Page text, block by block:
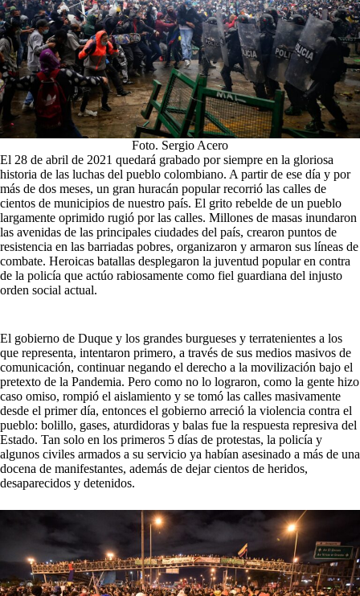
Foto. Sergio Acero
El 28 de abril de 2021 quedará grabado por siempre en la gloriosa
historia de las luchas del pueblo colombiano. A partir de ese día y por
más de dos meses, un gran huracán popular recorrió las calles de
cientos de municipios de nuestro país. El grito rebelde de un pueblo
largamente oprimido rugió por las calles. Millones de masas inundaron
las avenidas de las principales ciudades del país, crearon puntos de
resistencia en las barriadas pobres, organizaron y armaron sus líneas de
combate. Heroicas batallas desplegaron la juventud popular en contra
de la policía que actúo rabiosamente como fiel guardiana del injusto
orden social actual.
El gobierno de Duque y los grandes burgueses y terratenientes a los
que representa, intentaron primero, a través de sus medios masivos de
comunicación, continuar negando el derecho a la movilización bajo el
pretexto de la Pandemia. Pero como no lo lograron, como la gente hizo
caso omiso, rompió el aislamiento y se tomó las calles masivamente
desde el primer día, entonces el gobierno arreció la violencia contra el
pueblo: bolillo, gases, aturdidoras y balas fue la respuesta represiva del
Estado. Tan solo en los primeros 5 días de protestas, la policía y
algunos civiles armados a su servicio ya habían asesinado a más de una
docena de manifestantes, además de dejar cientos de heridos,
desaparecidos y detenidos.